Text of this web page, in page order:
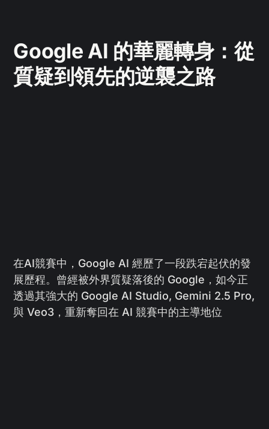
Google AI 的華麗轉身：從
質疑到領先的逆襲之路
在AI競賽中，Google AI 經歷了一段跌宕起伏的發
展歷程。曾經被外界質疑落後的 Google，如今正
透過其強大的 Google AI Studio, Gemini 2.5 Pro,
與 Veo3，重新奪回在 AI 競賽中的主導地位